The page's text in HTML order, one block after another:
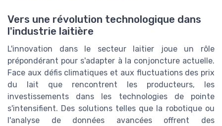
Vers une révolution technologique dans
l'industrie laitière
L'innovation dans le secteur laitier joue un rôle
prépondérant pour s'adapter à la conjoncture actuelle.
Face aux défis climatiques et aux fluctuations des prix
du lait que rencontrent les producteurs, les
investissements dans les technologies de pointe
s'intensifient. Des solutions telles que la robotique ou
l'analyse de données avancées offrent des